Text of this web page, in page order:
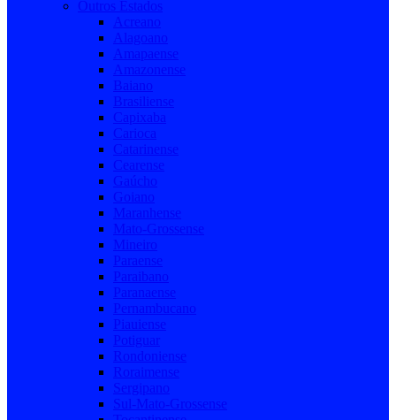
Outros Estados
Acreano
Alagoano
Amapaense
Amazonense
Baiano
Brasiliense
Capixaba
Carioca
Catarinense
Cearense
Gaúcho
Goiano
Maranhense
Mato-Grossense
Mineiro
Paraense
Paraibano
Paranaense
Pernambucano
Piauiense
Potiguar
Rondoniense
Roraimense
Sergipano
Sul-Mato-Grossense